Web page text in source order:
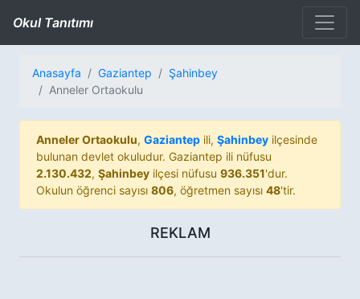
Okul Tanıtımı
Anasayfa Gaziantep
Şahinbey
Anneler Ortaokulu
Anneler Ortaokulu, Gaziantep ili, Şahinbey ilçesinde
bulunan devlet okuludur. Gaziantep ili nüfusu
2.130.432, Şahinbey ilçesi nüfusu 936.351'dur.
Okulun öğrenci sayısı 806, öğretmen sayısı 48'tir.
REKLAM